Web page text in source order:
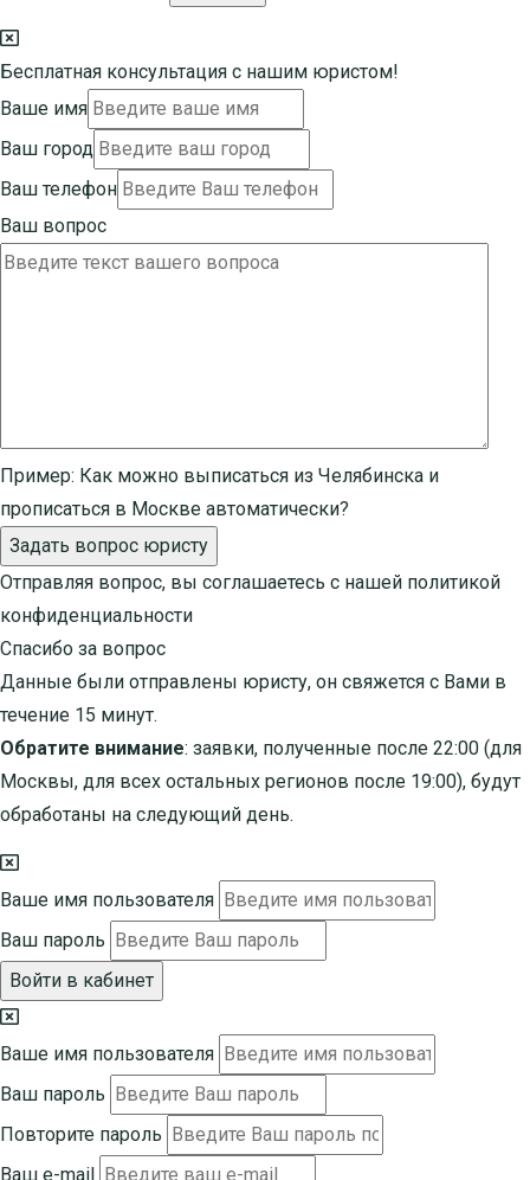
Бесплатная консультация с нашим юристом!
Ваше имя
Ваш город
Ваш телефон
Ваш вопрос
Пример: Как можно выписаться из Челябинска и
прописаться в Москве автоматически?
Задать вопрос юристу
Отправляя вопрос, вы соглашаетесь с нашей политикой
конфиденциальности
Спасибо за вопрос
Данные были отправлены юристу, он свяжется с Вами в
течение 15 минут.
Обратите внимание: заявки, полученные после 22:00 (для
Москвы, для всех остальных регионов после 19:00), будут
обработаны на следующий день.
Ваше имя пользователя
Ваш пароль
Войти в кабинет
Ваше имя пользователя
Ваш пароль
Повторите пароль
Ваш e-mail